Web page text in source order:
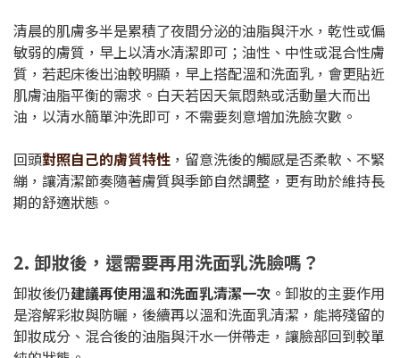
清晨的肌膚多半是累積了夜間分泌的油脂與汗水，乾性或偏
敏弱的膚質，早上以清水清潔即可；油性、中性或混合性膚
質，若起床後出油較明顯，早上搭配溫和洗面乳，會更貼近
肌膚油脂平衡的需求。白天若因天氣悶熱或活動量大而出
油，以清水簡單沖洗即可，不需要刻意增加洗臉次數。
回頭對照自己的膚質特性 ，留意洗後的觸感是否柔軟、不緊
繃，讓清潔節奏隨著膚質與季節自然調整，更有助於維持長
期的舒適狀態。
2. 卸妝後，還需要再用洗面乳洗臉嗎？
卸妝後仍建議再使用溫和洗面乳清潔一次 。卸妝的主要作用
是溶解彩妝與防曬，後續再以溫和洗面乳清潔，能將殘留的
卸妝成分、混合後的油脂與汗水一併帶走，讓臉部回到較單